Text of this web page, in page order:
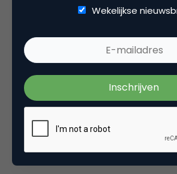
van Facebook bij jongeren (eigen
reclame maar niet belangrijker
gebruikers). Want dan kun je ze
dood hoor. Ze zitten alleen niet
Je moet gewoon ophouden met
en ‘in de ether’ springen.
ook. En dat vergt een flinke
inderdaad.
Wekelijkse